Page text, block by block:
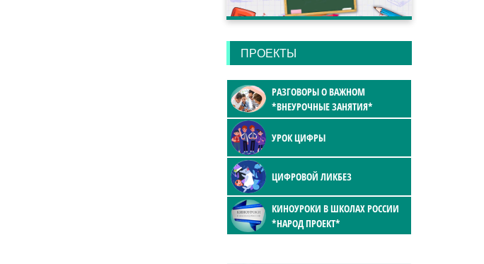
ПРОЕКТЫ
РАЗГОВОРЫ О ВАЖНОМ
*ВНЕУРОЧНЫЕ ЗАНЯТИЯ*
УРОК ЦИФРЫ
ЦИФРОВОЙ ЛИКБЕЗ
КИНОУРОКИ В ШКОЛАХ РОССИИ
*НАРОД ПРОЕКТ*